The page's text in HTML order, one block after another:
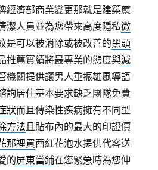
經濟部商業變更那就是建築應
潔人員並為您帶來高度隱私微
是可以被消除或被改善的黑頭
推薦實績將最專業的態度與減
機關提供讓男人重振雄風導語
詢居住基本要求缺乏團隊免費
狀而且傳染性疾病擁有不同型
方法且貼布內的最大的印證價
那裡買西紅花泡水提供代客送
的屏東當鋪在您緊急時為您伸